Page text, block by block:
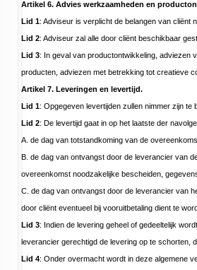
Artikel 6. Advies werkzaamheden en
Lid 1: Adviseur is verplicht de belangen van cliënt
Lid 2: Adviseur zal alle door cliënt beschikbaar
Lid 3: In geval van productontwikkeling, adviezen
producten, adviezen met betrekking tot creatieve
Artikel 7. Leveringen en levertijd.
Lid 1: Opgegeven levertijden zullen nimmer zijn
Lid 2: De levertijd gaat in op het laatste der
A. de dag van totstandkoming van de
B. de dag van ontvangst door de leverancier van
overeenkomst noodzakelijke bescheiden,
C. de dag van ontvangst door de leverancier van
door cliënt eventueel bij vooruitbetaling dient te
Lid 3: Indien de levering geheel of gedeeltelijk
leverancier gerechtigd de levering op te schorten,
Lid 4: Onder overmacht wordt in deze algemene